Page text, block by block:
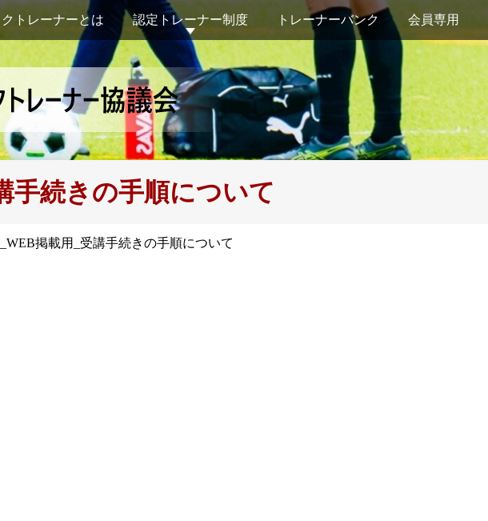
トレーナーとは 認定トレーナー制度 トレーナーバンク 会員専用
手続きの手順について
掲載用_受講手続きの手順について